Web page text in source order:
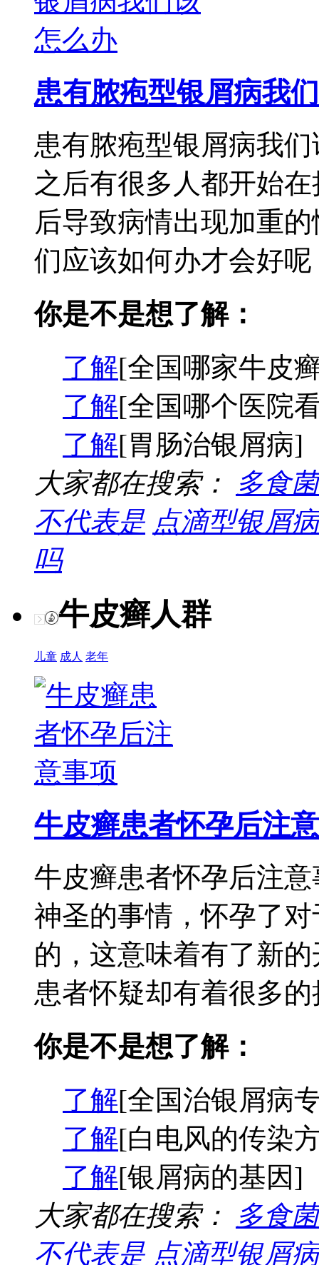
患有脓疱型银屑病我们
患有脓疱型银屑病我
之后有很多人都开始
后导致病情出现加重
们应该如何办才会好
你是不是想了解：
了解[全国哪家牛皮
了解[全国哪个医院
了解[胃肠治银屑病]
大家都在搜索：
多食
不代表是 点滴型银屑
吗
牛皮癣人群
儿童 成人 老年
牛皮癣患者怀孕后注意
牛皮癣患者怀孕后注
神圣的事情，怀孕了
的，这意味着有了新
患者怀疑却有着很多
你是不是想了解：
了解[全国治银屑病
了解[白电风的传染
了解[银屑病的基因]
大家都在搜索：
多食
不代表是 点滴型银屑